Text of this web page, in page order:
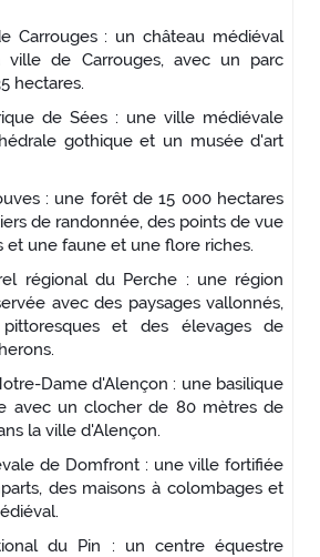
Carrouges : un château médiéval
ville de Carrouges, avec un parc
hectares.
de Sées : une ville médiévale
gothique et un musée d'art
: une forêt de 15 000 hectares
de randonnée, des points de vue
et une faune et une flore riches.
régional du Perche : une région
avec des paysages vallonnés,
et des élevages de
Dame d'Alençon : une basilique
avec un clocher de 80 mètres de
la ville d'Alençon.
de Domfront : une ville fortifiée
des maisons à colombages et
du Pin : un centre équestre